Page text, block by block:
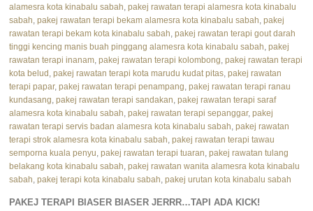
alamesra kota kinabalu sabah ,pakej rawatan terapi alamesra kota kinabalu
sabah ,pakej rawatan terapi bekam alamesra kota kinabalu sabah ,pakej
rawatan terapi bekam kota kinabalu sabah ,pakej rawatan terapi gout darah
tinggi kencing manis buah pinggang alamesra kota kinabalu sabah ,pakej
rawatan terapi inanam ,pakej rawatan terapi kolombong ,pakej rawatan terapi
kota belud
,pakej rawatan terapi kota marudu kudat pitas ,pakej rawatan
terapi papar,pakej rawatan terapi penampang ,pakej rawatan terapi ranau
kundasang ,pakej rawatan terapi sandakan ,pakej rawatan terapi saraf
alamesra kota kinabalu sabah ,pakej rawatan terapi sepanggar,pakej
rawatan terapi servis badan alamesra kota kinabalu sabah ,pakej rawatan
terapi strok alamesra kota kinabalu sabah ,pakej rawatan terapi tawau
semporna kuala penyu ,pakej rawatan terapi tuaran ,pakej rawatan tulang
belakang kota kinabalu sabah ,pakej rawatan wanita alamesra kota kinabalu
sabah ,pakej terapi kota kinabalu sabah ,pakej urutan kota kinabalu sabah
PAKEJ TERAPI BIASER BIASER JERRR…TAPI ADA KICK!